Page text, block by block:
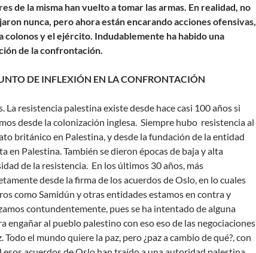
de la misma han vuelto a tomar las armas. En realidad, no
nunca, pero ahora están encarando acciones ofensivas,
colonos y el ejército. Indudablemente ha habido una
de la confrontación.
DE INFLEXIÓN EN LA CONFRONTACIÓN
La resistencia palestina existe desde hace casi 100 años si
desde la colonización inglesa. Siempre hubo resistencia al
británico en Palestina, y desde la fundación de la entidad
en Palestina. También se dieron épocas de baja y alta
de la resistencia. En los últimos 30 años, más
desde la firma de los acuerdos de Oslo, en lo cuales
como Samidún y otras entidades estamos en contra y
contundentemente, pues se ha intentado de alguna
engañar al pueblo palestino con eso eso de las negociaciones
Todo el mundo quiere la paz, pero ¿paz a cambio de qué?, con